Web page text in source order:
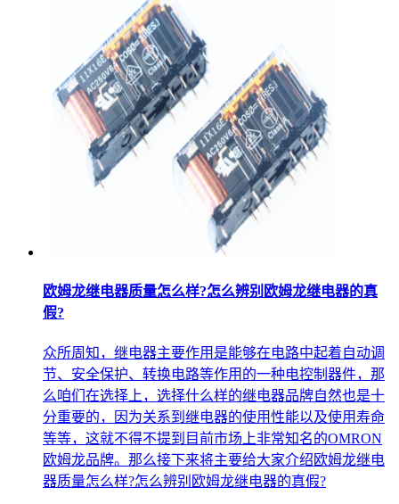
欧姆龙继电器质量怎么样?怎么辨别欧姆龙继电器的真
假?
众所周知，继电器主要作用是能够在电路中起着自动调
节、安全保护、转换电路等作用的一种电控制器件，那
么咱们在选择上，选择什么样的继电器品牌自然也是十
分重要的，因为关系到继电器的使用性能以及使用寿命
等等，这就不得不提到目前市场上非常知名的OMRON
欧姆龙品牌。那么接下来将主要给大家介绍欧姆龙继电
器质量怎么样?怎么辨别欧姆龙继电器的真假?